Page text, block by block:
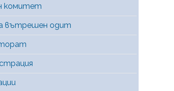
комитет
вътрешен одит